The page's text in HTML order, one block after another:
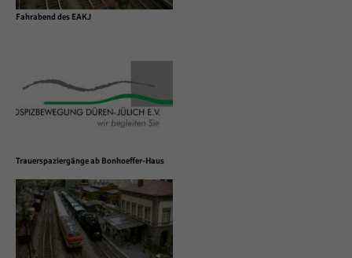
Fahrabend des EAKJ
Trauerspaziergänge ab Bonhoeffer-Haus